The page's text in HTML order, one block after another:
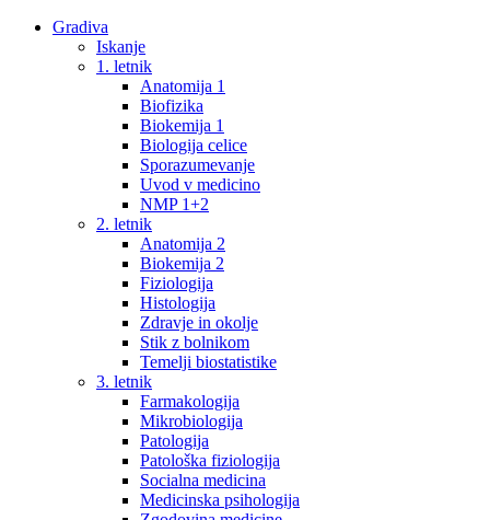
Gradiva
Iskanje
1. letnik
Anatomija 1
Biofizika
Biokemija 1
Biologija celice
Sporazumevanje
Uvod v medicino
NMP 1+2
2. letnik
Anatomija 2
Biokemija 2
Fiziologija
Histologija
Zdravje in okolje
Stik z bolnikom
Temelji biostatistike
3. letnik
Farmakologija
Mikrobiologija
Patologija
Patološka fiziologija
Socialna medicina
Medicinska psihologija